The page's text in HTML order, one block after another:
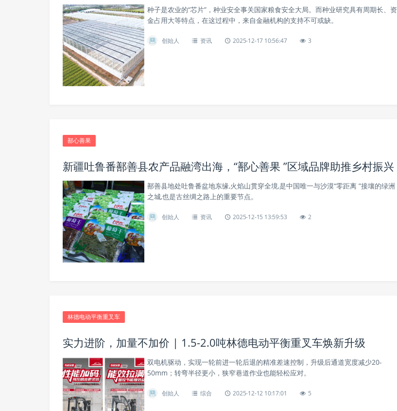
种子是农业的“芯片”，种业安全事关国家粮食安全大局。而种业研究具有周期长、资
金占用大等特点，在这过程中，来自金融机构的支持不可或缺。
创始人 资讯 2025-12-17 10:56:47 3
鄯心善果
新疆吐鲁番鄯善县农产品融湾出海，“鄯心善果 ”区域品牌助推乡村振兴
鄯善县地处吐鲁番盆地东缘,火焰山贯穿全境,是中国唯一与沙漠“零距离 ”接壤的绿洲
之城,也是古丝绸之路上的重要节点。
创始人 资讯 2025-12-15 13:59:53 2
林德电动平衡重叉车
实力进阶，加量不加价 | 1.5-2.0吨林德电动平衡重叉车焕新升级
双电机驱动，实现一轮前进一轮后退的精准差速控制，升级后通道宽度减少20-
50mm；转弯半径更小，狭窄巷道作业也能轻松应对。
创始人 综合 2025-12-12 10:17:01 5